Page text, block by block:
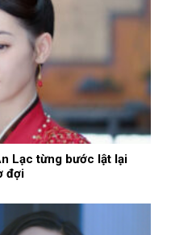
Lạc từng bước lật lại
đợi